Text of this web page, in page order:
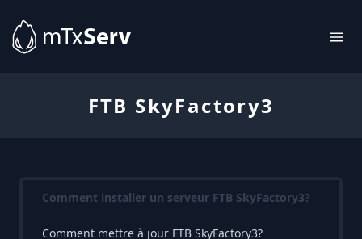
FTB SkyFactory3
Comment installer un serveur FTB SkyFactory3?
Comment mettre à jour FTB SkyFactory3?